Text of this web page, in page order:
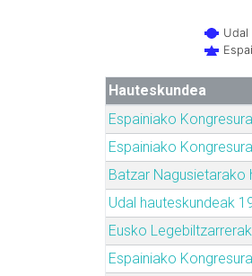
Udal
Hauteskundea
Espainiako
Espainiako
Batzar Nagusietarako
Udal hauteskundeak
Eusko
Espainiako